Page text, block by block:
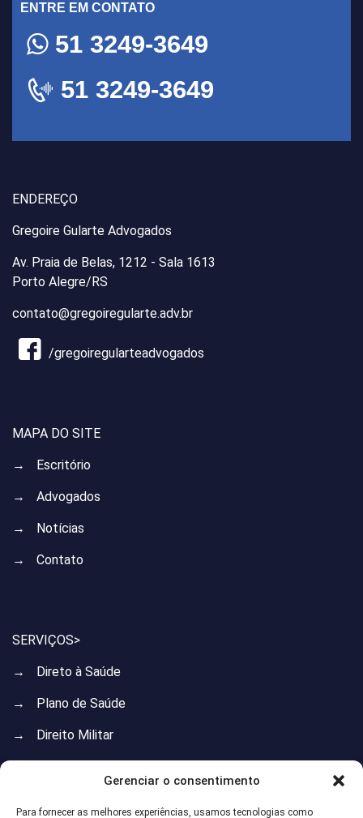
Gerenciar o consentimento
Para fornecer as melhores experiências, usamos tecnologias como
ENTRE EM CONTATO
51 3249-3649
51 3249-3649
ENDEREÇO
Gregoire Gularte Advogados
Av. Praia de Belas, 1212 - Sala 1613
Porto Alegre/RS
contato@gregoiregularte.adv.br
/gregoiregularteadvogados
MAPA DO SITE
→ Escritório
→ Advogados
→ Notícias
→ Contato
SERVIÇOS>
→ Direto à Saúde
→ Plano de Saúde
→ Direito Militar